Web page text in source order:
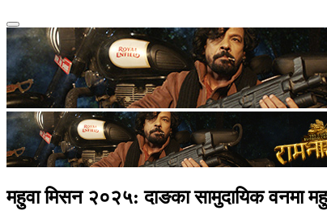
Toggle
navigation
महुवा मिसन २०२५: दाङका सामुदायिक वनमा